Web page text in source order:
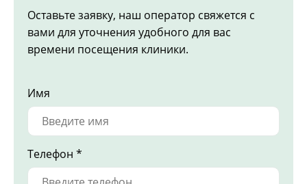
Оставьте заявку, наш оператор свяжется с
вами для уточнения удобного для вас
времени посещения клиники.
Имя
Телефон *